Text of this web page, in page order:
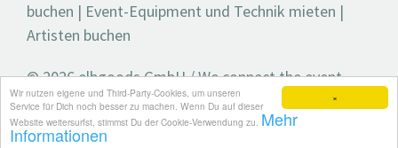
×
Wir nutzen eigene und Third-Party-Cookies, um unseren
Service für Dich noch besser zu machen. Wenn Du auf dieser
Website weitersurfst, stimmst Du der Cookie-Verwendung zu. Mehr
Informationen
buchen | Event-Equipment und Technik mieten |
Artisten buchen
© 2026 elbgoods GmbH / We connect the event
industry / Medienvielfalt für die Eventplanung /
Eventbranchenbuch, Blog, Magazin und mehr